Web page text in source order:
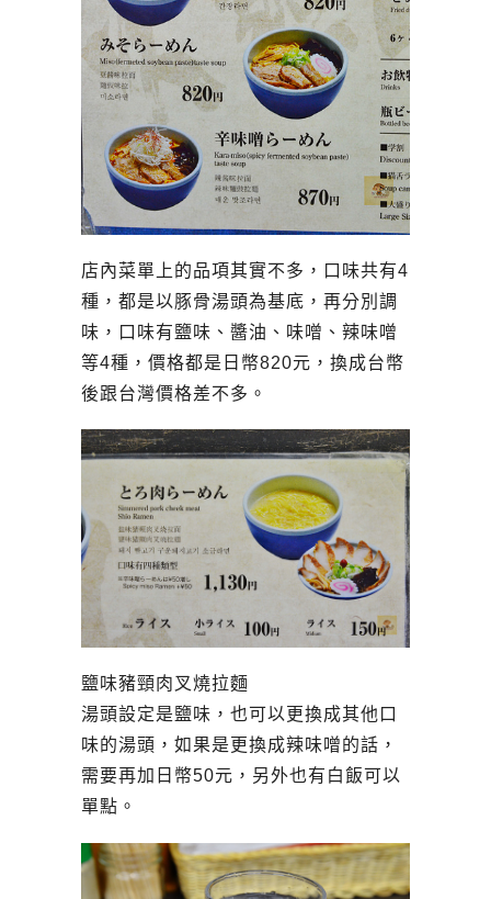
店內菜單上的品項其實不多，口味共有4
種，都是以豚骨湯頭為基底，再分別調
味，口味有鹽味、醬油、味噌、辣味噌
等4種，價格都是日幣820元，換成台幣
後跟台灣價格差不多。
鹽味豬頸肉叉燒拉麵
湯頭設定是鹽味，也可以更換成其他口
味的湯頭，如果是更換成辣味噌的話，
需要再加日幣50元，另外也有白飯可以
單點。